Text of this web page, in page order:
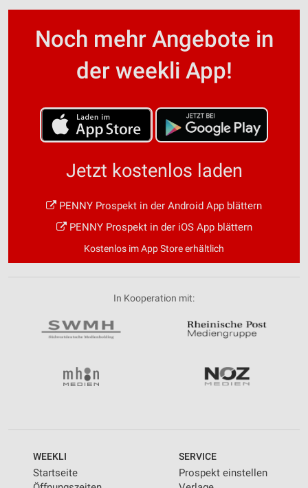
Noch mehr Angebote in
der weekli App!
Jetzt kostenlos laden
PENNY Prospekt in der Android App blättern
PENNY Prospekt in der iOS App blättern
Kostenlos im App Store erhältlich
In Kooperation mit:
WEEKLI
Startseite
SERVICE
Prospekt einstellen